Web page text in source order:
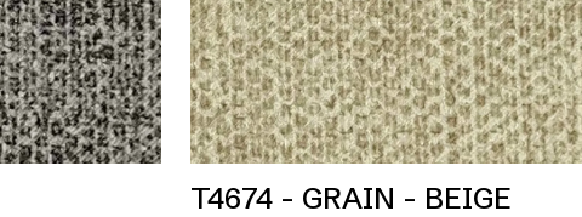
T4674 - GRAIN - BEIGE